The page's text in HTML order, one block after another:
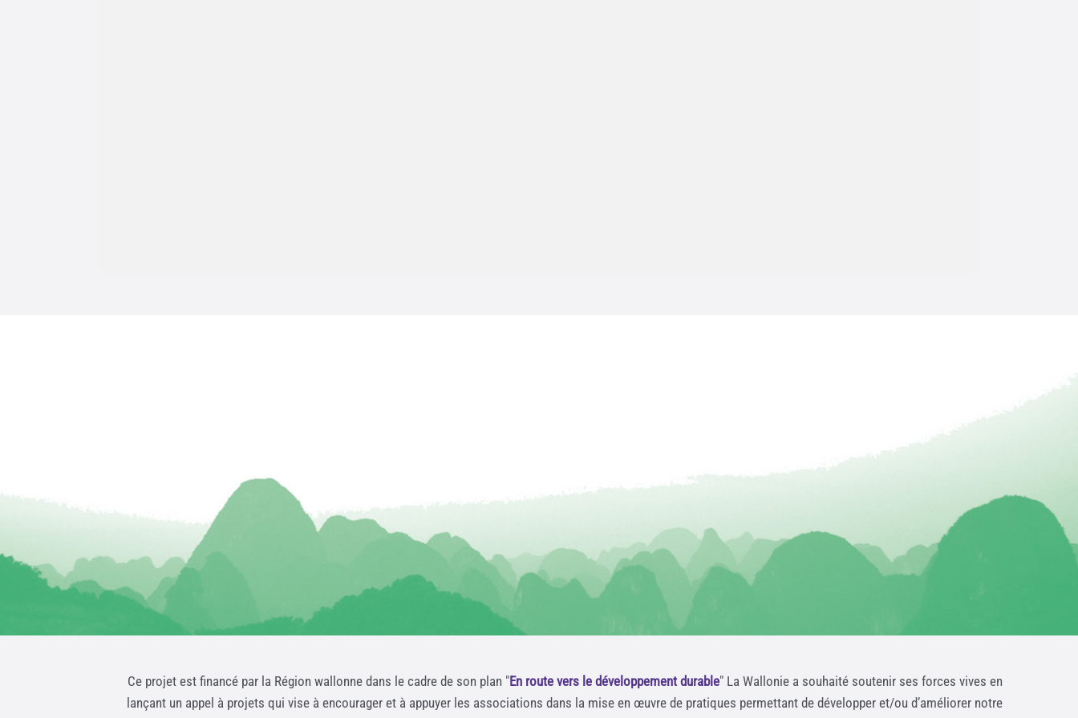
Ce projet est financé par la Région wallonne dans le cadre de son plan "En route vers le développement durable" La Wallonie a souhaité soutenir ses forces vives en
lançant un appel à projets qui vise à encourager et à appuyer les associations dans la mise en œuvre de pratiques permettant de développer et/ou d’améliorer notre